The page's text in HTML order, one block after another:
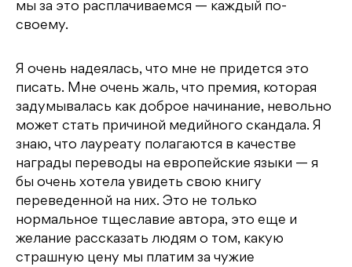
мы за это расплачиваемся — каждый по-
своему.
Я очень надеялась, что мне не придется это
писать. Мне очень жаль, что премия, которая
задумывалась как доброе начинание, невольно
может стать причиной медийного скандала. Я
знаю, что лауреату полагаются в качестве
награды переводы на европейские языки — я
бы очень хотела увидеть свою книгу
переведенной на них. Это не только
нормальное тщеславие автора, это еще и
желание рассказать людям о том, какую
страшную цену мы платим за чужие